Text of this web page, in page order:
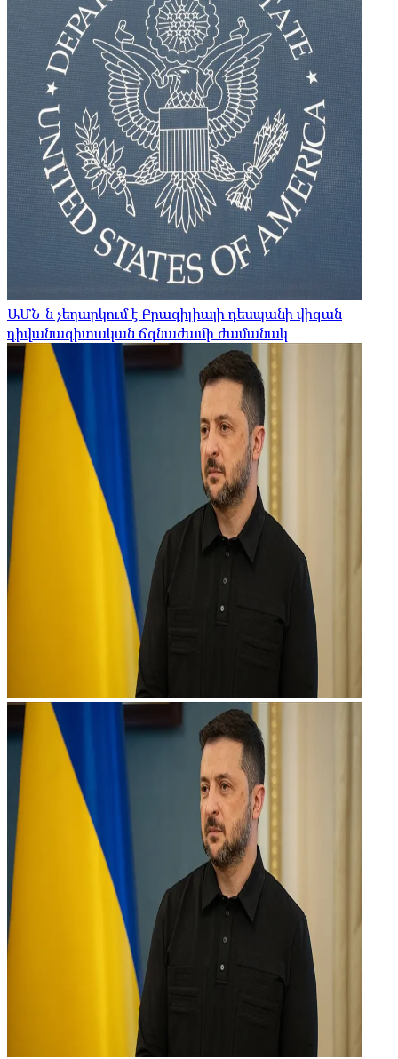
ԱՄՆ-ն չեղարկում է Բրազիլիայի դեսպանի վիզան
դիվանագիտական ​​ճգնաժամի ժամանակ